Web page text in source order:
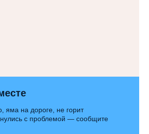
яма на дороге, не горит
с проблемой — сообщите